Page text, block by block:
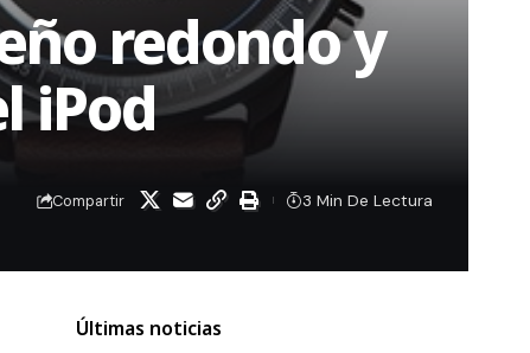
redondo y
iPod
Compartir 3 Min De Lectura
Últimas noticias